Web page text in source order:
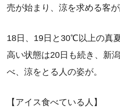
売が始まり、涼を求める客が
18日、19日と30℃以上の真
高い状態は20日も続き、新
べ、涼をとる人の姿が。
【アイス食べている人】